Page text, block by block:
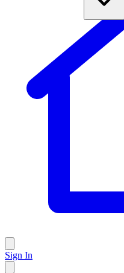
Sign In